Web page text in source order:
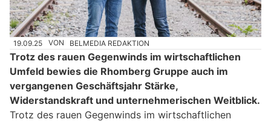
19.09.25 VON BELMEDIA REDAKTION
Trotz des rauen Gegenwinds im wirtschaftlichen
Umfeld bewies die Rhomberg Gruppe auch im
vergangenen Geschäftsjahr Stärke,
Widerstandskraft und unternehmerischen Weitblick.
Trotz des rauen Gegenwinds im wirtschaftlichen